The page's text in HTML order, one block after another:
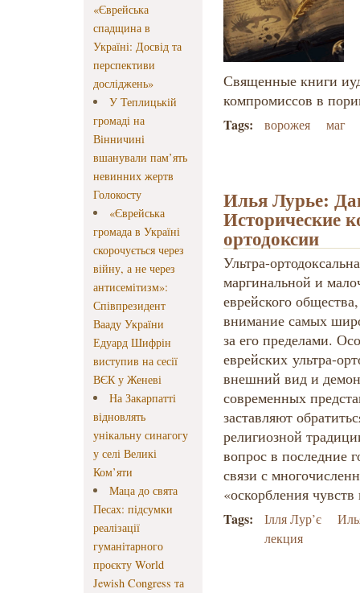
«Єврейська
спадщина в
Україні: Досвід та
перспективи
досліджень»
У Теплицькій
громаді на
Вінничині
вшанували пам’ять
невинних жертв
Голокосту
«Єврейська
громада в Україні
скорочується через
війну, а не через
антисемітизм»:
Співпрезидент
Вааду України
Едуард Шифрін
виступив на сесії
ВЄК у Женеві
На Закарпатті
відновлять
унікальну синагогу
у селі Великі
Ком’яти
Маца до свята
Песах: підсумки
реалізації
гуманітарного
проєкту World
Jewish Congress та
Священные книги
компромиссов в
Tags: ворожея маг
Илья Лурье:
Исторические
ортодоксии
Ультра-
маргинальной и
еврейского
внимание самых
за его пределами.
еврейских ультра-
внешний вид и
современных
заставляют
религиозной
вопрос в последние
связи с
«оскорбления
Tags: Ілля Лур’є
лекция